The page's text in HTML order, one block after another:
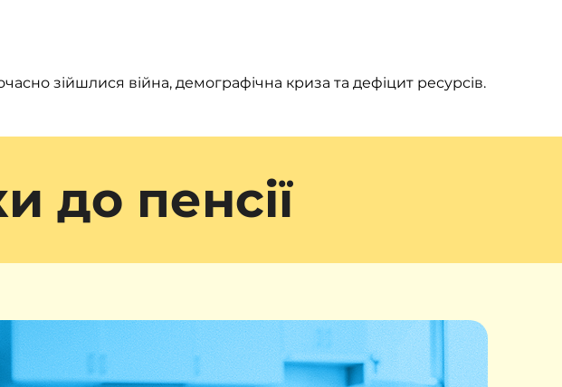
зійшлися війна, демографічна криза та дефіцит ресурсів.
до пенсії